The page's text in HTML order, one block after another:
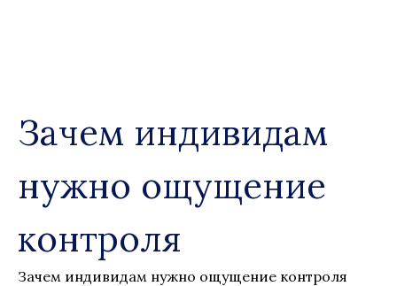
Зачем индивидам
нужно ощущение
контроля
Зачем индивидам нужно ощущение контроля